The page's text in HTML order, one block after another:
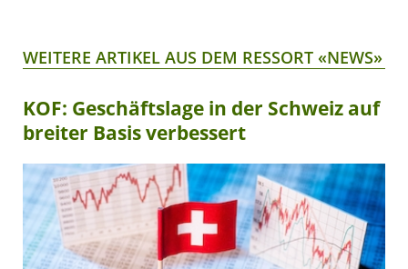
WEITERE ARTIKEL AUS DEM RESSORT «NEWS»
KOF: Geschäftslage in der Schweiz auf
breiter Basis verbessert